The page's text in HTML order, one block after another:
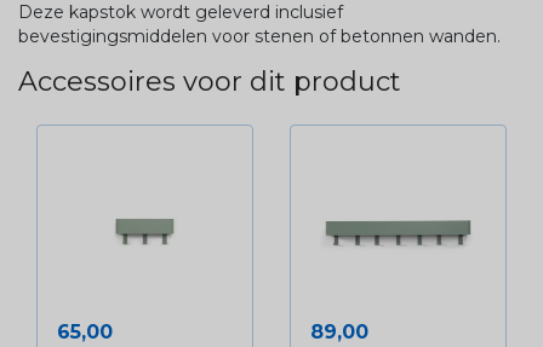
Deze kapstok wordt geleverd inclusief
bevestigingsmiddelen voor stenen of betonnen wanden.
Accessoires voor dit product
Prijs
65,00 Prijs
89,00